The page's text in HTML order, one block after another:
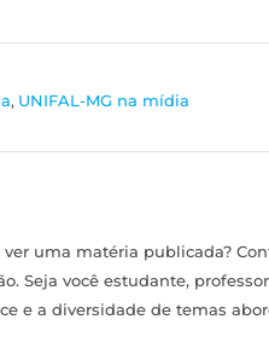
, UNIFAL-MG na mídia
uma matéria publicada?
Seja você estudante,
e a diversidade de temas